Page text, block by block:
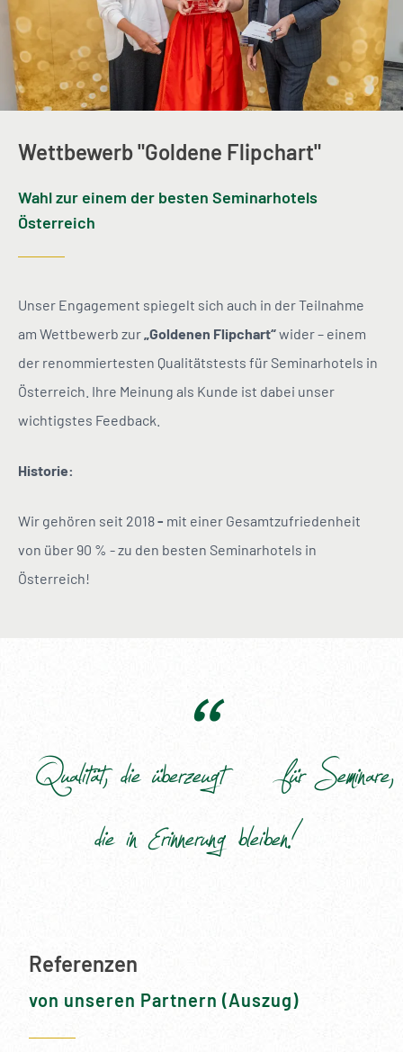
----
--
Wettbewerb "Goldene Flipchart"
Wahl zur einem der besten Seminarhotels
Österreich
Unser Engagement spiegelt sich auch in der Teilnahme
am Wettbewerb zur „Goldenen Flipchart“wider – einem
der renommiertesten Qualitätstests für Seminarhotels in
Österreich. Ihre Meinung als Kunde ist dabei unser
wichtigstes Feedback.
Historie:
Wir gehören seit 2018- mit einer Gesamtzufriedenheit
von über 90 % - zu den besten Seminarhotels in
Österreich!
„Qualität, die überzeugt – für Seminare,
die in Erinnerung bleiben!“
Referenzen
von unseren Partnern (Auszug)